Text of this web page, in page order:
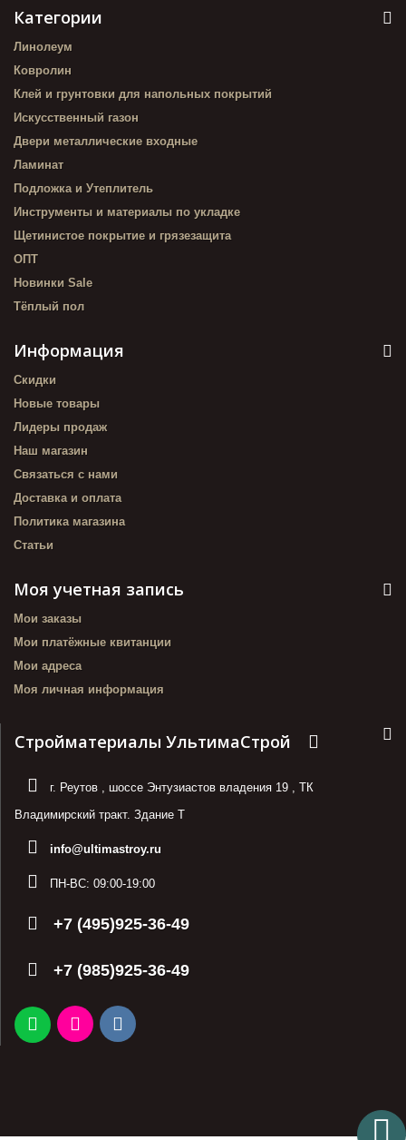
Категории
Линолеум
Ковролин
Клей и грунтовки для напольных покрытий
Искусственный газон
Двери металлические входные
Ламинат
Подложка и Утеплитель
Инструменты и материалы по укладке
Щетинистое покрытие и грязезащита
ОПТ
Новинки Sale
Тёплый пол
Информация
Скидки
Новые товары
Лидеры продаж
Наш магазин
Связаться с нами
Доставка и оплата
Политика магазина
Статьи
Моя учетная запись
Мои заказы
Мои платёжные квитанции
Мои адреса
Моя личная информация
Стройматериалы УльтимаСтрой
г. Реутов , шоссе Энтузиастов владения 19 , ТК
Владимирский тракт. Здание Т
info@ultimastroy.ru
ПН-ВС: 09:00-19:00
+7 (495)925-36-49
+7 (985)925-36-49
